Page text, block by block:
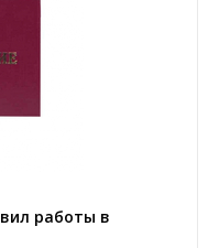
работы в